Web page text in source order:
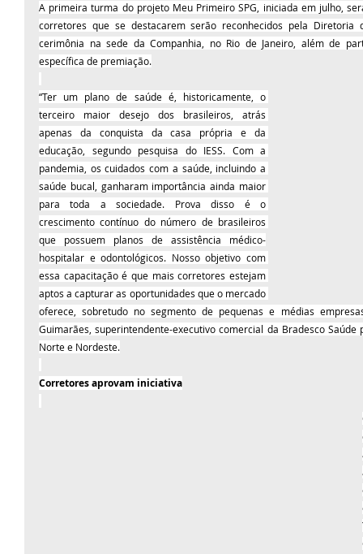
A primeira turma do projeto Meu Primeiro SPG, iniciada em julho,
corretores que se destacarem serão reconhecidos pela Diretoria
cerimônia na sede da Companhia, no Rio de Janeiro, além de
específica de premiação.
“Ter um plano de saúde é, historicamente, o
terceiro maior desejo dos brasileiros, atrás
apenas da conquista da casa própria e da
educação, segundo pesquisa do IESS. Com a
pandemia, os cuidados com a saúde, incluindo a
saúde bucal, ganharam importância ainda maior
para toda a sociedade. Prova disso é o
crescimento contínuo do número de brasileiros
que possuem planos de assistência médico-
hospitalar e odontológicos. Nosso objetivo com
essa capacitação é que mais corretores estejam
aptos a capturar as oportunidades que o mercado
oferece, sobretudo no segmento de pequenas e médias
Guimarães, superintendente-executivo comercial da Bradesco Saúde
Norte e Nordeste.
Corretores aprovam iniciativa